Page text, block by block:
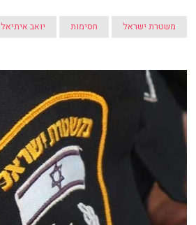
משטרת ישראל חסימות יואב איתיאל